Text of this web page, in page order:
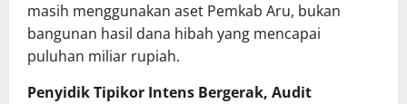
masih menggunakan aset Pemkab Aru, bukan
bangunan hasil dana hibah yang mencapai
puluhan miliar rupiah.
Penyidik Tipikor Intens Bergerak, Audit